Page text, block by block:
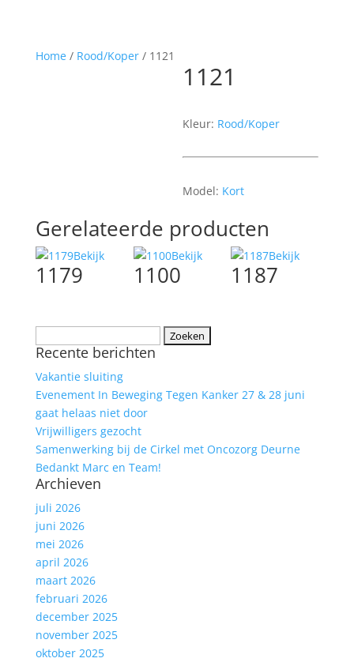
Home/ Rood/Koper/ 1121
1121
Kleur: Rood/Koper
Model: Kort
Gerelateerde producten
Bekijk
1179
Bekijk
1100
Bekijk
1187
naar:
Recente berichten
Vakantie sluiting
Evenement In Beweging Tegen Kanker 27 & 28 juni
gaat helaas niet door
Vrijwilligers gezocht
Samenwerking bij de Cirkel met Oncozorg Deurne
Bedankt Marc en Team!
Archieven
juli 2026
juni 2026
mei 2026
april 2026
maart 2026
februari 2026
december 2025
november 2025
oktober 2025